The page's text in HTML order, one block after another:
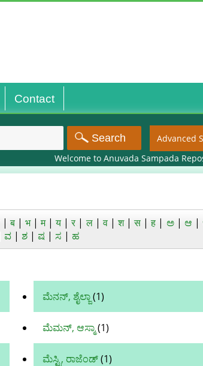
Contact
Advanced
Welcome to Anuvada Sampada Repository
|ब| भ|म|य |र|ल|व|श|स |ह | ಅ| ಆ |
ವ| ಶ| ಷ | ಸ | ಹ
ಮೆನನ್, ಶೈಲ್ಜಾ(1)
ಮೆಮನ್‌, ಆಸ್ಮಾ(1)
ಮೆಸ್ಟ್ರಿ, ರಾಜೆಂಡ್(1)